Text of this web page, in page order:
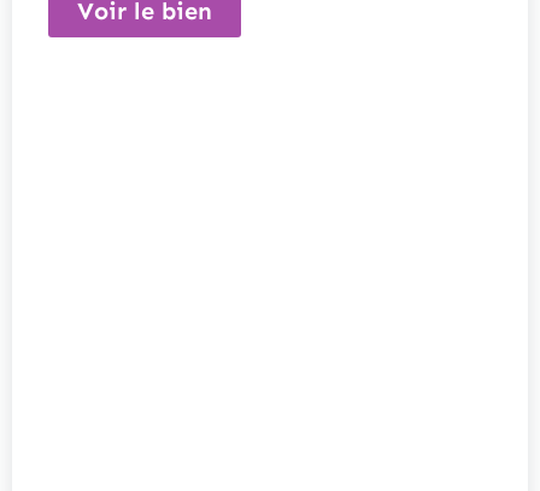
Voir le bien